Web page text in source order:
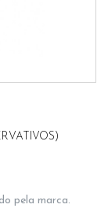
pela marca.